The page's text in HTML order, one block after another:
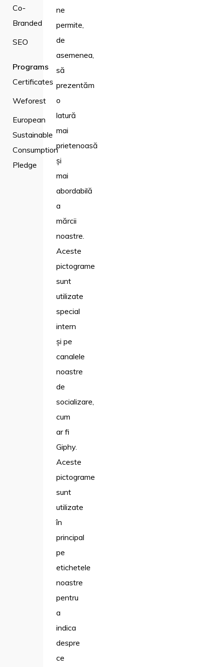
Co-
Branded
SEO
Programs
Certificates
Weforest
European
Sustainable
Consumption
Pledge
ne
permite,
de
asemenea,
să
prezentăm
o
latură
mai
prietenoasă
și
mai
abordabilă
a
mărcii
noastre.
Aceste
pictograme
sunt
utilizate
special
intern
și pe
canalele
noastre
de
socializare,
cum
ar fi
Giphy.
Aceste
pictograme
sunt
utilizate
în
principal
pe
etichetele
noastre
pentru
a
indica
despre
ce